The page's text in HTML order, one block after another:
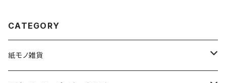
CATEGORY
紙モノ雑貨